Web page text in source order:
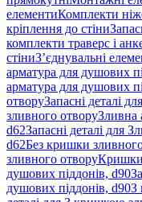
елементиКомплекти
кріплення до стіни
комплекти траверс і
стіниЗ’єднувальні
арматура для душових
арматура для душових
отворуЗапасні деталі
зливного отворуЗливна
d62Запасні деталі для
d62Без кришки
зливного отворуКришки
душових піддонів, d90
душових піддонів, d90З